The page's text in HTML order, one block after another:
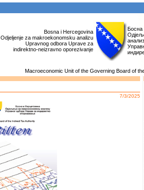
Bosna i Hercegovina
Odjeljenje za makroekonomsku analizu
Upravnog odbora Uprave za
indirektno-neizravno oporezivanje
Босна
Macroeconomic Unit of the Governing Board of
7/3/2025